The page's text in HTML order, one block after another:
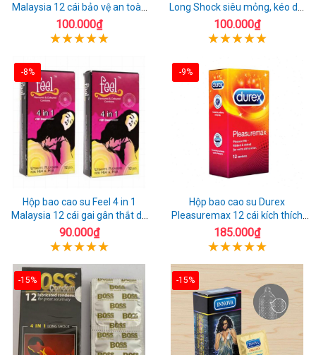
Malaysia 12 cái bảo vệ an toàn
tuyệt đối
100.000₫
Long Shock siêu mỏng, kéo dài
quan hệ thoải mái
100.000₫
-8%
Hộp bao cao su Feel 4 in 1
Malaysia 12 cái gai gân thắt dễ
sử dụng
90.000₫
-9%
Hộp bao cao su Durex
Pleasuremax 12 cái kích thích
tăng khoái cảm
185.000₫
-15% -15%